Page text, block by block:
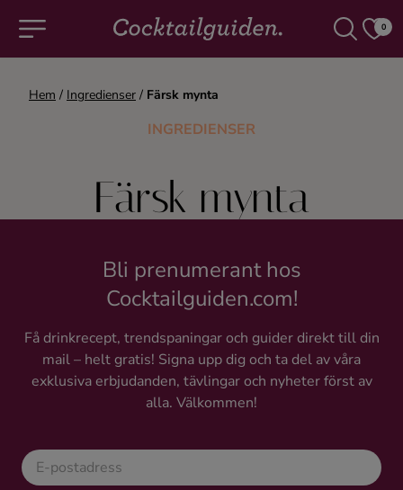
0
COCKTAILS & DRINKAR
Alkoholfritt
Champagne
Gin
Konjak
Hem / Ingredienser / Färsk mynta
INGREDIENSER
Färsk mynta
Bli prenumerant hos
Cocktailguiden.com!
Få drinkrecept, trendspaningar och guider direkt till din
mail – helt gratis! Signa upp dig och ta del av våra
exklusiva erbjudanden, tävlingar och nyheter först av
alla. Välkommen!